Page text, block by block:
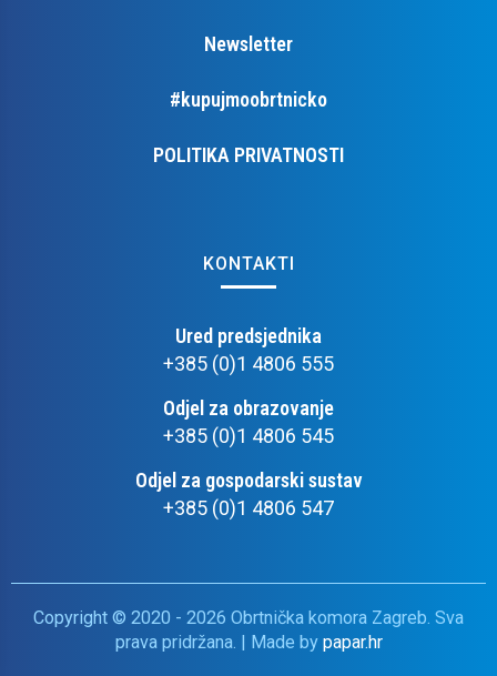
Newsletter
#kupujmoobrtnicko
POLITIKA PRIVATNOSTI
KONTAKTI
Ured predsjednika
+385 (0)1 4806 555
Odjel za obrazovanje
+385 (0)1 4806 545
Odjel za gospodarski sustav
+385 (0)1 4806 547
Copyright © 2020 - 2026 Obrtnička komora Zagreb. Sva
prava pridržana. | Made by papar.hr